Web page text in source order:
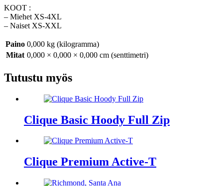
KOOT :
– Miehet XS-4XL
– Naiset XS-XXL
Paino 0,000 kg (kilogramma)
Mitat 0,000 × 0,000 × 0,000 cm (senttimetri)
Tutustu myös
Clique Basic Hoody Full Zip
Clique Premium Active-T